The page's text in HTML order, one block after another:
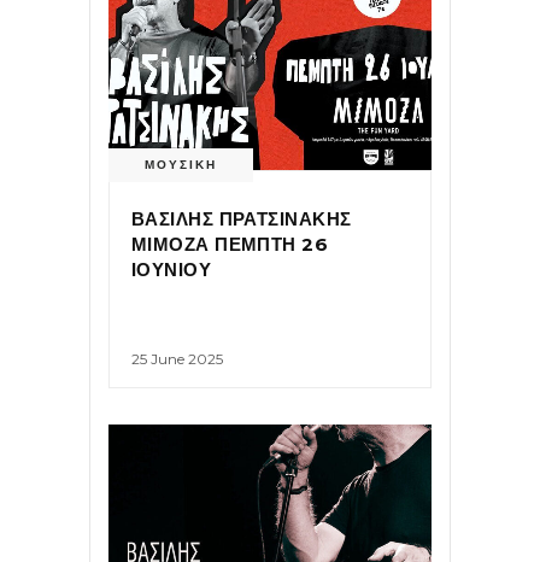
ΜΟΥΣΙΚΗ
ΒΑΣΙΛΗΣ ΠΡΑΤΣΙΝΑΚΗΣ
ΜΙΜΟΖΑ ΠΕΜΠΤΗ 26
ΙΟΥΝΙΟΥ
25 June 2025